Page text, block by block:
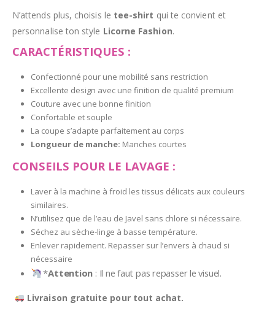
N’attends plus, choisis le tee-shirt qui te convient et
personnalise ton style Licorne Fashion.
CARACTÉRISTIQUES :
Confectionné pour une mobilité sans restriction
Excellente design avec une finition de qualité premium
Couture avec une bonne finition
Confortable et souple
La coupe s’adapte parfaitement au corps
Longueur de manche: Manches courtes
CONSEILS POUR LE LAVAGE :
Laver à la machine à froid les tissus délicats aux couleurs
similaires.
N’utilisez que de l’eau de Javel sans chlore si nécessaire.
Séchez au sèche-linge à basse température.
Enlever rapidement. Repasser sur l’envers à chaud si
nécessaire
*Attention : Il ne faut pas repasser le visuel.
Livraison gratuite pour tout achat.